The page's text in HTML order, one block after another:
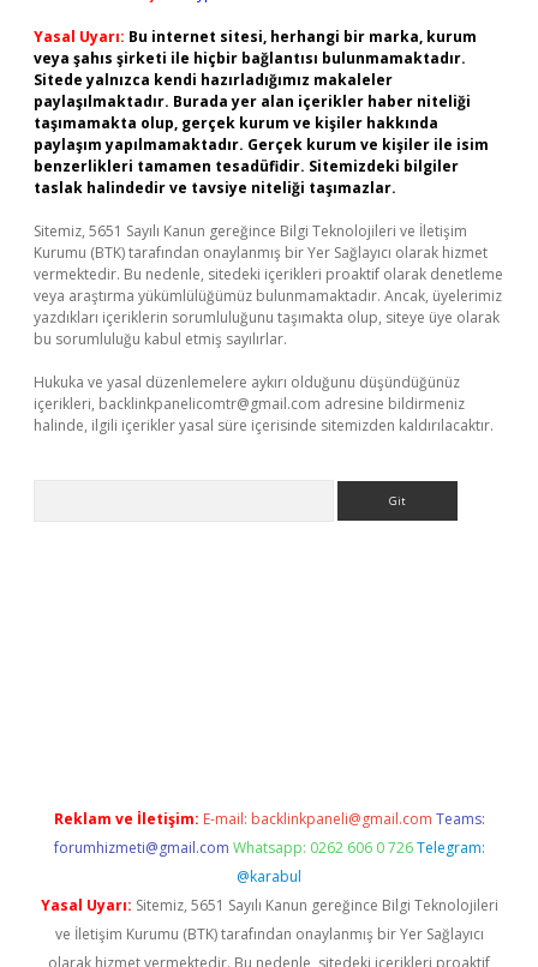
Yasal Uyarı: Bu internet sitesi, herhangi bir marka, kurum
veya şahıs şirketi ile hiçbir bağlantısı bulunmamaktadır.
Sitede yalnızca kendi hazırladığımız makaleler
paylaşılmaktadır. Burada yer alan içerikler haber niteliği
taşımamakta olup, gerçek kurum ve kişiler hakkında
paylaşım yapılmamaktadır. Gerçek kurum ve kişiler ile isim
benzerlikleri tamamen tesadüfidir. Sitemizdeki bilgiler
taslak halindedir ve tavsiye niteliği taşımazlar.
Sitemiz, 5651 Sayılı Kanun gereğince Bilgi Teknolojileri ve İletişim
Kurumu (BTK) tarafından onaylanmış bir Yer Sağlayıcı olarak hizmet
vermektedir. Bu nedenle, sitedeki içerikleri proaktif olarak denetleme
veya araştırma yükümlülüğümüz bulunmamaktadır. Ancak, üyelerimiz
yazdıkları içeriklerin sorumluluğunu taşımakta olup, siteye üye olarak
bu sorumluluğu kabul etmiş sayılırlar.
Hukuka ve yasal düzenlemelere aykırı olduğunu düşündüğünüz
içerikleri, backlinkpanelicomtr@gmail.com adresine bildirmeniz
halinde, ilgili içerikler yasal süre içerisinde sitemizden kaldırılacaktır.
Reklam ve İletişim: E-mail: backlinkpaneli@gmail.com Teams:
forumhizmeti@gmail.com Whatsapp: 0262 606 0 726 Telegram:
@karabul
Yasal Uyarı: Sitemiz, 5651 Sayılı Kanun gereğince Bilgi Teknolojileri
ve İletişim Kurumu (BTK) tarafından onaylanmış bir Yer Sağlayıcı
olarak hizmet vermektedir. Bu nedenle, sitedeki içerikleri proaktif